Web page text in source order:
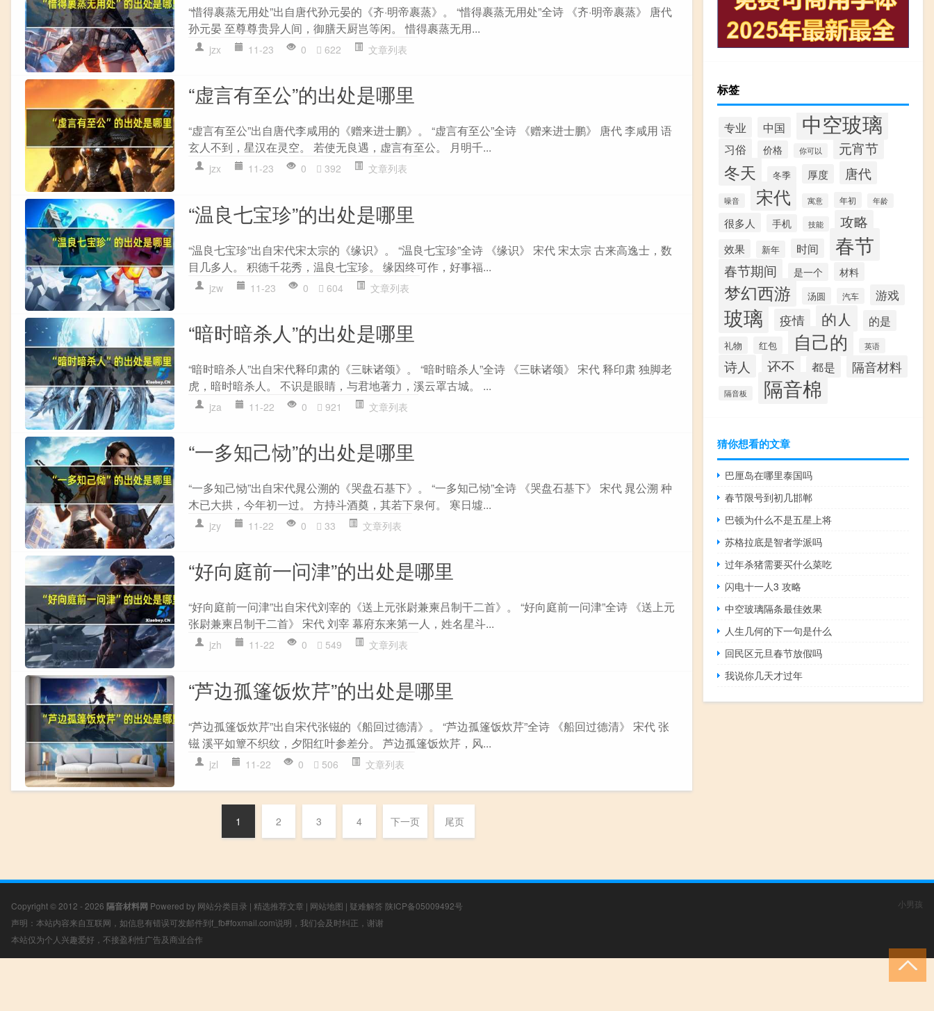
“惜得裹蒸无用处”出自唐代孙元晏的《齐·明帝裹蒸》。 “惜得裹蒸无用处”全诗 《齐·明帝裹蒸》 唐代
孙元晏 至尊尊贵异人间，御膳天厨岂等闲。 惜得裹蒸无用...
jzx 11-23 0 622 文章列表
“虚言有至公”的出处是哪里
“虚言有至公”出自唐代李咸用的《赠来进士鹏》。 “虚言有至公”全诗 《赠来进士鹏》 唐代 李咸用 语
玄人不到，星汉在灵空。 若使无良遇，虚言有至公。 月明千...
jzx 11-23 0 392 文章列表
“温良七宝珍”的出处是哪里
“温良七宝珍”出自宋代宋太宗的《缘识》。 “温良七宝珍”全诗 《缘识》 宋代 宋太宗 古来高逸士，数
目几多人。 积德千花秀，温良七宝珍。 缘因终可作，好事福...
jzw 11-23 0 604 文章列表
“暗时暗杀人”的出处是哪里
“暗时暗杀人”出自宋代释印肃的《三昧诸颂》。 “暗时暗杀人”全诗 《三昧诸颂》 宋代 释印肃 独脚老
虎，暗时暗杀人。 不识是眼睛，与君地著力，溪云罩古城。 ...
jza 11-22 0 921 文章列表
“一多知己恸”的出处是哪里
“一多知己恸”出自宋代晁公溯的《哭盘石基下》。 “一多知己恸”全诗 《哭盘石基下》 宋代 晁公溯 种
木已大拱，今年初一过。 方持斗酒奠，其若下泉何。 寒日墟...
jzy 11-22 0 33 文章列表
“好向庭前一问津”的出处是哪里
“好向庭前一问津”出自宋代刘宰的《送上元张尉兼柬吕制干二首》。 “好向庭前一问津”全诗 《送上元
张尉兼柬吕制干二首》 宋代 刘宰 幕府东来第一人，姓名星斗...
jzh 11-22 0 549 文章列表
“芦边孤篷饭炊芹”的出处是哪里
“芦边孤篷饭炊芹”出自宋代张镃的《船回过德清》。 “芦边孤篷饭炊芹”全诗 《船回过德清》 宋代 张
镃 溪平如簟不织纹，夕阳红叶参差分。 芦边孤篷饭炊芹，风...
jzl 11-22 0 506 文章列表
1 2 3 4 下一页 尾页
标签
专业 中国 中空玻璃
习俗 价格 你可以 元宵节
冬天 冬季 厚度 唐代
噪音 宋代 寓意 年初 年龄
很多人 手机 技能 攻略
效果 新年 时间 春节
春节期间 是一个 材料
梦幻西游 汤圆 汽车 游戏
玻璃 疫情 的人 的是
礼物 红包 自己的 英语
诗人 还不 都是 隔音材料
隔音板 隔音棉
猜你想看的文章
巴厘岛在哪里泰国吗
春节限号到初几邯郸
巴顿为什么不是五星上将
苏格拉底是智者学派吗
过年杀猪需要买什么菜吃
闪电十一人3 攻略
中空玻璃隔条最佳效果
人生几何的下一句是什么
回民区元旦春节放假吗
我说你几天才过年
Copyright © 2012 - 2026 隔音材料网 Powered by 网站分类目录 | 精选推荐文章 | 网站地图 | 疑难解答 陕ICP备05009492号
声明：本站内容来自互联网，如信息有错误可发邮件到f_fb#foxmail.com说明，我们会及时纠正，谢谢
本站仅为个人兴趣爱好，不接盈利性广告及商业合作
小男孩